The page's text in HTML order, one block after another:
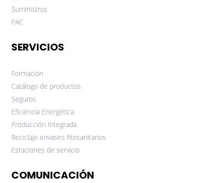
Suministros
PAC
SERVICIOS
Formación
Catálogo de productos
Seguros
Eficiencia Energética
Producción Integrada
Reciclaje envases fitosanitarios
Estaciones de servicio
COMUNICACIÓN